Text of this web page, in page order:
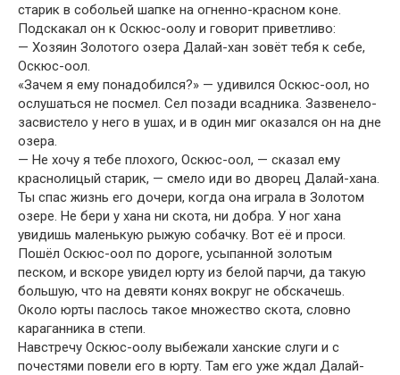
старик в собольей шапке на огненно-красном коне.
Подскакал он к Оскюс-оолу и говорит приветливо:
— Хозяин Золотого озера Далай-хан зовёт тебя к себе,
Оскюс-оол.
«Зачем я ему понадобился?» — удивился Оскюс-оол, но
ослушаться не посмел. Сел позади всадника. Зазвенело-
засвистело у него в ушах, и в один миг оказался он на дне
озера.
— Не хочу я тебе плохого, Оскюс-оол, — сказал ему
краснолицый старик, — смело иди во дворец Далай-хана.
Ты спас жизнь его дочери, когда она играла в Золотом
озере. Не бери у хана ни скота, ни добра. У ног хана
увидишь маленькую рыжую собачку. Вот её и проси.
Пошёл Оскюс-оол по дороге, усыпанной золотым
песком, и вскоре увидел юрту из белой парчи, да такую
большую, что на девяти конях вокруг не обскачешь.
Около юрты паслось такое множество скота, словно
караганника в степи.
Навстречу Оскюс-оолу выбежали ханские слуги и с
почестями повели его в юрту. Там его уже ждал Далай-